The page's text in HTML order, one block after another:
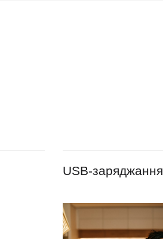
USB-заряджання